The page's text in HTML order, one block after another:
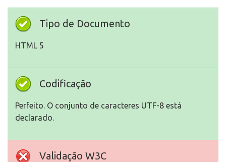
Tipo de Documento
HTML 5
Codificação
Perfeito. O conjunto de caracteres UTF-8 está
declarado.
Validação W3C